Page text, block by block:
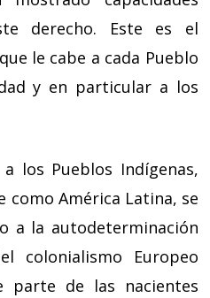
derecho. Este es el
le cabe a cada Pueblo
y en particular a los
los Pueblos Indígenas,
como América Latina, se
a la autodeterminación
colonialismo Europeo
parte de las nacientes